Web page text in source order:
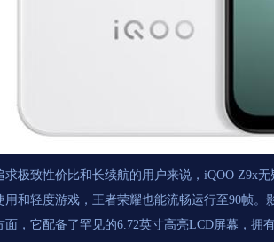
求极致性价比和长续航的用户来说，iQOO Z9x
用和轻度游戏，王者荣耀也能流畅运行至90帧。
面，它配备了罕见的6.72英寸高亮LCD屏幕，拥